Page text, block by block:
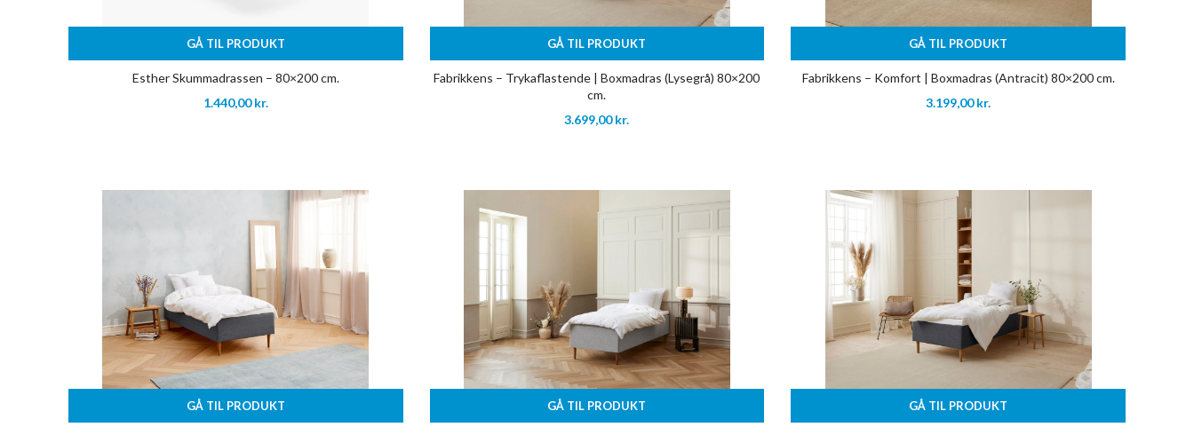
GÅ TIL PRODUKT
Esther Skummadrassen – 80×200 cm.
1.440,00kr.
GÅ TIL PRODUKT
Fabrikkens – Trykaflastende | Boxmadras (Lysegrå) 80×200
cm.
3.699,00kr.
GÅ TIL PRODUKT
Fabrikkens – Komfort | Boxmadras (Antracit) 80×200 cm.
3.199,00kr.
GÅ TIL PRODUKT GÅ TIL PRODUKT GÅ TIL PRODUKT